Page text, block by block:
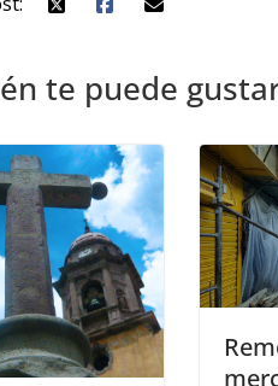
te puede